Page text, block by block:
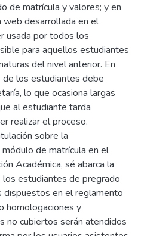
de matrícula y valores; y en
web desarrollada en el
usada por todos los
para aquellos estudiantes
del nivel anterior. En
de los estudiantes debe
lo que ocasiona largas
al estudiante tarda
realizar el proceso.
sobre la
de matrícula en el
Académica, sé abarca la
estudiantes de pregrado
en el reglamento
homologaciones y
no cubiertos serán atendidos